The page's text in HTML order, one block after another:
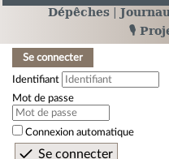
Dépêches
🎙️
Se connecter
Identifiant
Mot de passe
Connexion automatique